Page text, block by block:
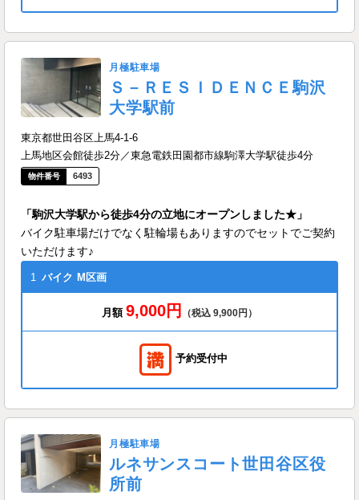
月極駐車場
Ｓ－ＲＥＳＩＤＥＮＣＥ駒沢
大学駅前
東京都世田谷区上馬4-1-6
上馬地区会館徒歩2分／東急電鉄田園都市線駒澤大学駅徒歩4分
6493
「駒沢大学駅から徒歩4分の立地にオープンしました★」
バイク駐車場だけでなく駐輪場もありますのでセットでご契約
いただけます♪
1 バイク M区画
月額 9,000円 （税込 9,900円）
予約受付中
月極駐車場
ルネサンスコート世田谷区役
所前